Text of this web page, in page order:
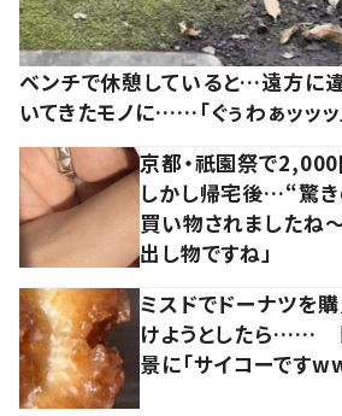
ベンチで休憩していると…遠方に
いてきたモノに……「ぐぅわぁッッッ
京都・祇園祭で
しかし帰宅後…“驚き
買い物されましたね～
出し物ですね」
ミスドでドーナツを
けようとしたら……
景に「サイコーです